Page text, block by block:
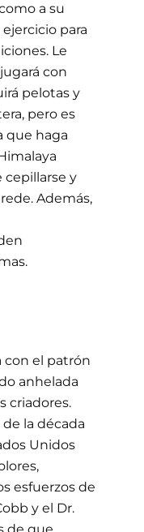
a su
para
Le
con
pelotas y
pero es
que haga
cepillarse y
Además,
con el patrón
anhelada
criadores.
la década
Unidos
esfuerzos de
y el Dr.